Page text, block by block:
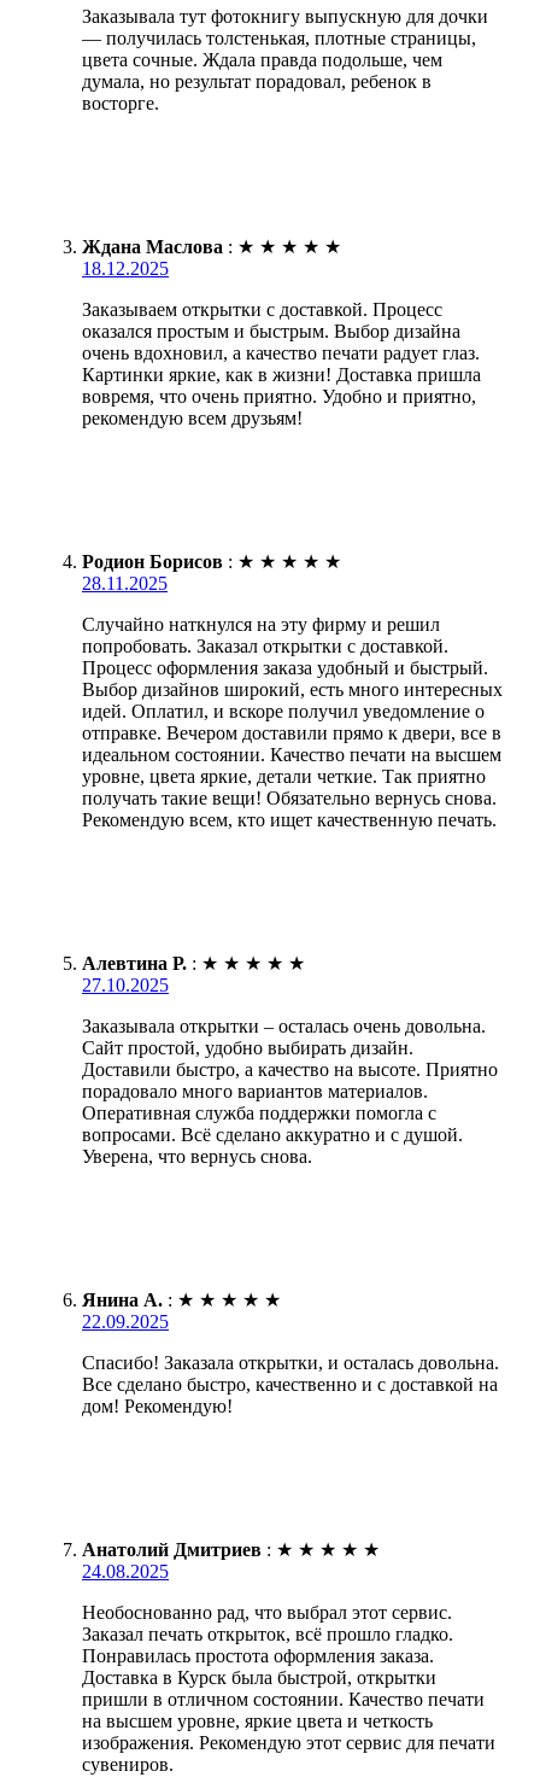
Заказывала тут фотокнигу выпускную для дочки
— получилась толстенькая, плотные страницы,
цвета сочные. Ждала правда подольше, чем
думала, но результат порадовал, ребенок в
восторге.
Ждана Маслова : ★ ★ ★ ★ ★
18.12.2025
Заказываем открытки с доставкой. Процесс
оказался простым и быстрым. Выбор дизайна
очень вдохновил, а качество печати радует глаз.
Картинки яркие, как в жизни! Доставка пришла
вовремя, что очень приятно. Удобно и приятно,
рекомендую всем друзьям!
Родион Борисов : ★ ★ ★ ★ ★
28.11.2025
Случайно наткнулся на эту фирму и решил
попробовать. Заказал открытки с доставкой.
Процесс оформления заказа удобный и быстрый.
Выбор дизайнов широкий, есть много интересных
идей. Оплатил, и вскоре получил уведомление о
отправке. Вечером доставили прямо к двери, все в
идеальном состоянии. Качество печати на высшем
уровне, цвета яркие, детали четкие. Так приятно
получать такие вещи! Обязательно вернусь снова.
Рекомендую всем, кто ищет качественную печать.
Алевтина Р. : ★ ★ ★ ★ ★
27.10.2025
Заказывала открытки – осталась очень довольна.
Сайт простой, удобно выбирать дизайн.
Доставили быстро, а качество на высоте. Приятно
порадовало много вариантов материалов.
Оперативная служба поддержки помогла с
вопросами. Всё сделано аккуратно и с душой.
Уверена, что вернусь снова.
Янина А. : ★ ★ ★ ★ ★
22.09.2025
Спасибо! Заказала открытки, и осталась довольна.
Все сделано быстро, качественно и с доставкой на
дом! Рекомендую!
Анатолий Дмитриев : ★ ★ ★ ★ ★
24.08.2025
Необоснованно рад, что выбрал этот сервис.
Заказал печать открыток, всё прошло гладко.
Понравилась простота оформления заказа.
Доставка в Курск была быстрой, открытки
пришли в отличном состоянии. Качество печати
на высшем уровне, яркие цвета и четкость
изображения. Рекомендую этот сервис для печати
сувениров.